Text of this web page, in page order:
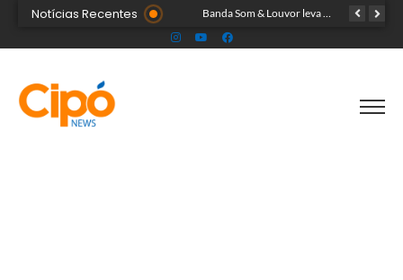
Notícias Recentes No Acre, cacique declara patrimônio de R$ 1,59 milhão ao disputar vaga de deputado federal